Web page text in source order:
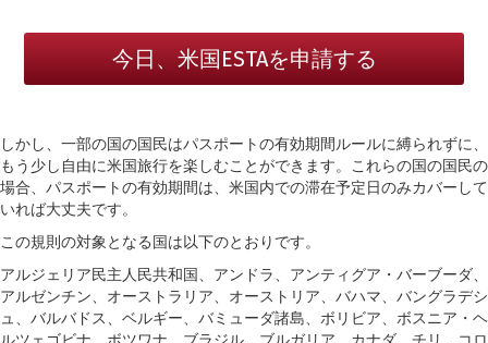
今日、米国ESTAを申請する
しかし、一部の国の国民はパスポートの有効期間ルールに縛られずに、
もう少し自由に米国旅行を楽しむことができます。これらの国の国民の
場合、パスポートの有効期間は、米国内での滞在予定日のみカバーして
いれば大丈夫です。
この規則の対象となる国は以下のとおりです。
アルジェリア民主人民共和国、アンドラ、アンティグア・バーブーダ、
アルゼンチン、オーストラリア、オーストリア、バハマ、バングラデシ
ュ、バルバドス、ベルギー、バミューダ諸島、ボリビア、ボスニア・ヘ